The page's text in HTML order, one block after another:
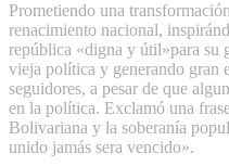
Prometiendo una
renacimiento nacional,
república «digna y útil»para su
vieja política y generando gran
seguidores, a pesar de que
en la política. Exclamó una
Bolivariana y la soberanía
unido jamás sera vencido».